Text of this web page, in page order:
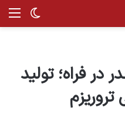
تغییر
در فراه؛ تولید